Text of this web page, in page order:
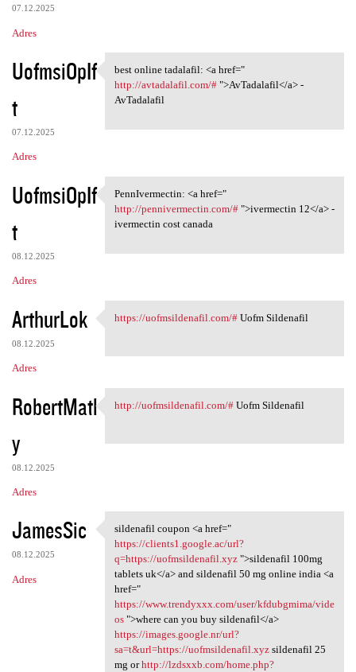
07.12.2025
Adres
UofmsiOpIf
t
07.12.2025
Adres
best online tadalafil: <a
best online tadalafil: <a href="
http://avtadalafil.com/#">AvTadalafil</a> -
AvTadalafil
UofmsiOpIf
t
08.12.2025
Adres
PennIvermectin: <a href="
PennIvermectin: <a href="
http://pennivermectin.com/#">ivermectin 12</a> -
ivermectin cost canada
ArthurLok
08.12.2025
Adres
https://uofmsildenafil.com/#
https://uofmsildenafil.com/#Uofm Sildenafil
RobertMatl
y
08.12.2025
Adres
http://uofmsildenafil.com/#
http://uofmsildenafil.com/#Uofm Sildenafil
JamesSic
08.12.2025
Adres
sildenafil coupon <a href="
sildenafil coupon <a href="
https://clients1.google.ac/url?
q=https://uofmsildenafil.xyz">sildenafil 100mg
tablets uk</a> and sildenafil 50 mg online india <a
href="
https://www.trendyxxx.com/user/kfdubgmima/vide
os">where can you buy sildenafil</a>
https://images.google.nr/url?
sa=t&url=https://uofmsildenafil.xyzsildenafil 25
mg orhttp://lzdsxxb.com/home.php?